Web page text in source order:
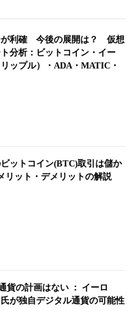
が利確 今後の展開は？ 仮想
分析：ビットコイン・イー
ップル）・ADA・MATIC・
ットコイン(BTC)取引は儲か
リット・デメリットの解説
貨の計画はない ： イーロ
が独自デジタル通貨の可能性